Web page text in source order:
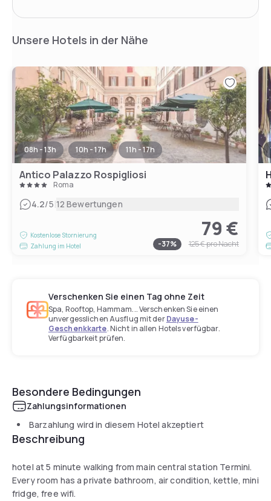
Unsere Hotels in der Nähe
08h - 13h 10h - 17h 11h - 17h
Antico Palazzo Rospigliosi
Roma
4.2/5|12 Bewertungen
Kostenlose Stornierung
Zahlung im Hotel
79 €
-37% 125 €pro Nacht
Verschenken Sie einen Tag ohne Zeit
Spa, Rooftop, Hammam... Verschenken Sie einen
unvergesslichen Ausflug mit derDayuse-
Geschenkkarte. Nicht in allen Hotels verfügbar.
Verfügbarkeit prüfen.
Besondere Bedingungen
Zahlungsinformationen
Barzahlung wird in diesem Hotel akzeptiert
Beschreibung
hotel at 5 minute walking from main central station Termini.
Every room has a private bathroom, air condition, kettle, mini
fridge, free wifi.